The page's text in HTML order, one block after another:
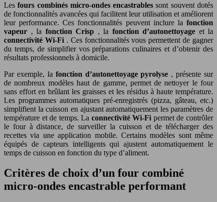
Lesfours combinés micro-ondes encastrablessont souvent dotés
de fonctionnalités avancées qui facilitent leur utilisation et améliorent
leur performance. Ces fonctionnalités peuvent inclure la fonction
vapeur , la fonction Crisp , la fonction d’autonettoyage et la
connectivité Wi-Fi . Ces fonctionnalités vous permettent de gagner
du temps, de simplifier vos préparations culinaires et d’obtenir des
résultats professionnels à domicile.
Par exemple, la fonction d’autonettoyage pyrolyse , présente sur
de nombreux modèles haut de gamme, permet de nettoyer le four
sans effort en brûlant les graisses et les résidus à haute température.
Les programmes automatiques pré-enregistrés (pizza, gâteau, etc.)
simplifient la cuisson en ajustant automatiquement les paramètres de
température et de temps. La connectivité Wi-Fi permet de contrôler
le four à distance, de surveiller la cuisson et de télécharger des
recettes via une application mobile. Certains modèles sont même
équipés de capteurs intelligents qui ajustent automatiquement le
temps de cuisson en fonction du type d’aliment.
Critères de choix d’un four combiné
micro-ondes encastrable performant